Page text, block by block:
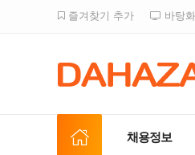
즐겨찾기 추가 바탕
채용정보